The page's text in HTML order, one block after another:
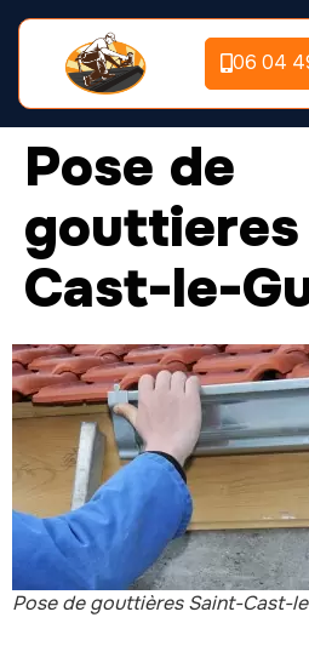
06 04
Pose de
Cast-le-
Pose de gouttières Saint-Cast-